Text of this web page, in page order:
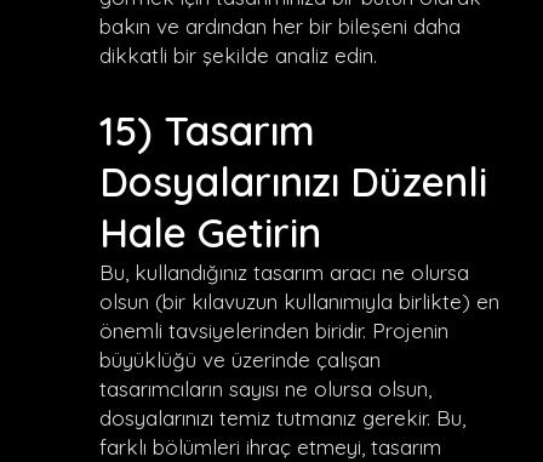
bakın ve ardından her bir bileşeni daha
dikkatli bir şekilde analiz edin.
15) Tasarım
Dosyalarınızı Düzenli
Hale Getirin
Bu, kullandığınız tasarım aracı ne olursa
olsun (bir kılavuzun kullanımıyla birlikte) en
önemli tavsiyelerinden biridir. Projenin
büyüklüğü ve üzerinde çalışan
tasarımcıların sayısı ne olursa olsun,
dosyalarınızı temiz tutmanız gerekir. Bu,
farklı bölümleri ihraç etmeyi, tasarım